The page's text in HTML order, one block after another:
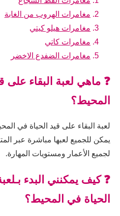
مغامرات الهروب من الغابة
مغامرات هيلو كيتي
مغامرات كاتي
مغامرات الضفدع الاخضر
❓ ماهي لعبة البقاء على
المحيط؟
لعبة البقاء على قيد الحياة في
يمكن للجميع لعبها مباشرة عبر
لجميع الأعمار ومستويات المهارة.
❓ كيف يمكنني البدء
الحياة في المحيط؟